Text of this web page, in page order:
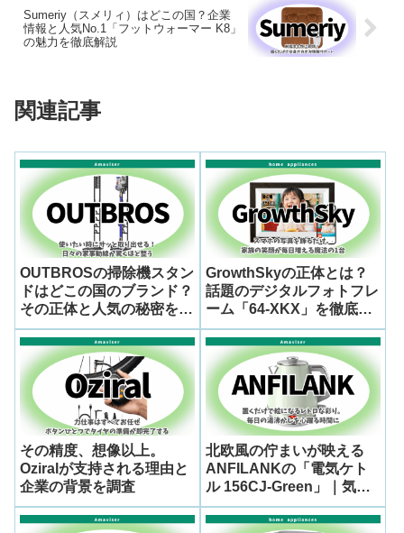
Sumeriy（スメリィ）はどこの国？企業
情報と人気No.1「フットウォーマー K8」
の魅力を徹底解説
関連記事
OUTBROSの掃除機スタン
ドはどこの国のブランド？
その正体と人気の秘密を徹
底調査！
GrowthSkyの正体とは？
話題のデジタルフォトフレ
ーム「64-XKX」を徹底解
剖！謎に包まったブランド
の背景と人気の理由を調査
その精度、想像以上。
Oziralが支持される理由と
企業の背景を調査
北欧風の佇まいが映える
ANFILANKの「電気ケト
ル 156CJ-Green」｜気に
なるブランドの素顔と評判
をまるごと解説